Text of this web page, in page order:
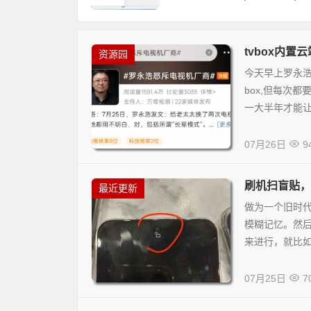
资源园 tvbox内置云
今天早上罗永
box,但每次都
一大半年才能
07月26日
最近更新 刷机扫盲贴
做为一个旧时
模糊记忆。然
来进行，就比
07月25日